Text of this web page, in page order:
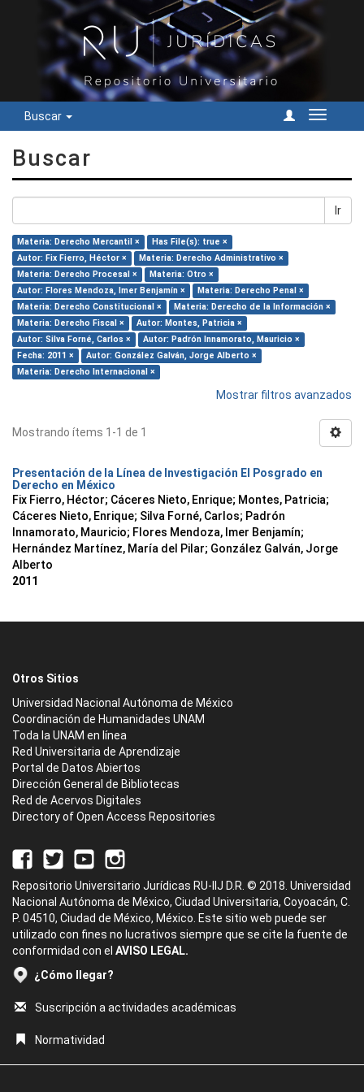
Buscar
Cambiar
Buscar
Ir
Materia: Derecho Mercantil ×
Has File(s): true ×
Autor: Fix Fierro, Héctor ×
Materia: Derecho Administrativo ×
Materia: Derecho Procesal ×
Materia: Otro ×
Autor: Flores Mendoza, Imer Benjamín ×
Materia: Derecho Penal ×
Materia: Derecho Constitucional ×
Materia: Derecho de la Información ×
Materia: Derecho Fiscal ×
Autor: Montes, Patricia ×
Autor: Silva Forné, Carlos ×
Autor: Padrón Innamorato, Mauricio ×
Fecha: 2011 ×
Autor: González Galván, Jorge Alberto ×
Materia: Derecho Internacional ×
Mostrar filtros avanzados
Mostrando ítems 1-1 de 1
Presentación de la Línea de Investigación El Posgrado en
Derecho en México
Fix Fierro, Héctor; Cáceres Nieto, Enrique; Montes, Patricia;
Cáceres Nieto, Enrique; Silva Forné, Carlos; Padrón
Innamorato, Mauricio; Flores Mendoza, Imer Benjamín;
Hernández Martínez, María del Pilar; González Galván, Jorge
Alberto
2011
Otros Sitios
Universidad Nacional Autónoma de México
Coordinación de Humanidades UNAM
Toda la UNAM en línea
Red Universitaria de Aprendizaje
Portal de Datos Abiertos
Dirección General de Bibliotecas
Red de Acervos Digitales
Directory of Open Access Repositories
Repositorio Universitario Jurídicas RU-IIJ D.R. © 2018. Universidad
Nacional Autónoma de México, Ciudad Universitaria, Coyoacán, C.
P. 04510, Ciudad de México, México. Este sitio web puede ser
utilizado con fines no lucrativos siempre que se cite la fuente de
conformidad con el AVISO LEGAL.
¿Cómo llegar?
Suscripción a actividades académicas
Normatividad